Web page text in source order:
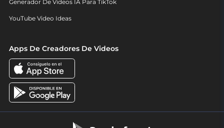
Generador De Videos IA Para TikTok
YouTube Video Ideas
Apps De Creadores De Videos